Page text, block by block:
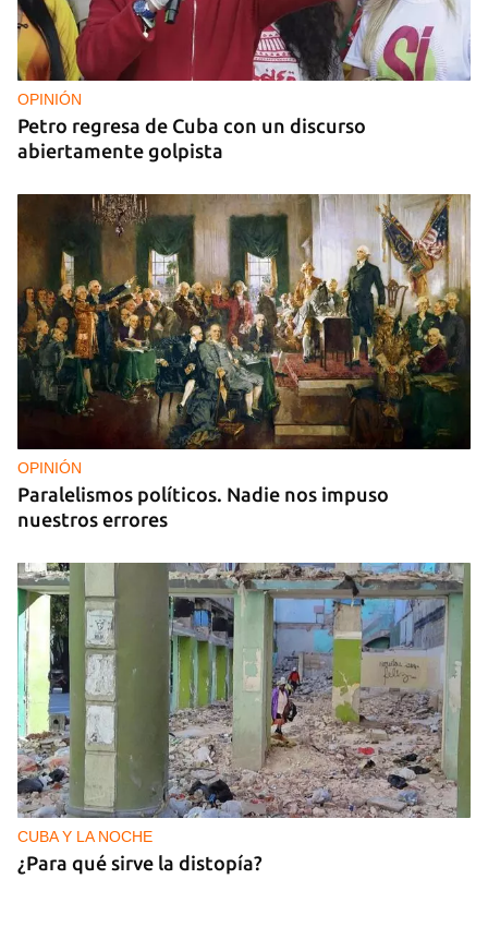
OPINIÓN
Petro regresa de Cuba con un discurso
abiertamente golpista
OPINIÓN
Paralelismos políticos. Nadie nos impuso
nuestros errores
CUBA Y LA NOCHE
¿Para qué sirve la distopía?